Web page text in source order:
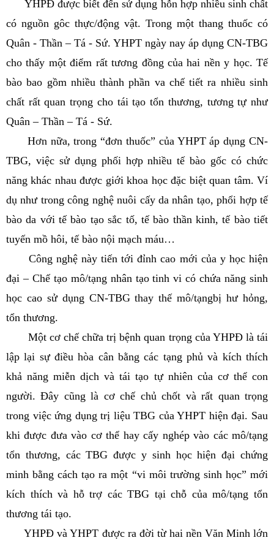
YHPĐ được biết đến sử dụng hỗn hợp nhiều sinh chất
có nguồn gôc thực/động vật. Trong một thang thuốc có
Quân - Thần – Tá - Sứ. YHPT ngày nay áp dụng CN-TBG
cho thấy một điểm rất tương đồng của hai nền y học. Tế
bào bao gồm nhiều thành phần va chế tiết ra nhiều sinh
chất rất quan trọng cho tái tạo tổn thương, tương tự như
Quân – Thần – Tá - Sứ.
Hơn nữa, trong “đơn thuốc” của YHPT áp dụng CN-
TBG, việc sử dụng phối hợp nhiều tế bào gốc có chức
năng khác nhau được giới khoa học đặc biệt quan tâm. Ví
dụ như trong công nghệ nuôi cấy da nhân tạo, phổi hợp tế
bào da với tế bào tạo sắc tố, tế bào thần kinh, tế bào tiết
tuyến mồ hôi, tế bào nội mạch máu…
Công nghệ này tiến tới đỉnh cao mới của y học hiện
đại – Chế tạo mô/tạng nhân tạo tinh vi có chứa năng sinh
học cao sử dụng CN-TBG thay thế mô/tạngbị hư hỏng,
tổn thương.
Một cơ chế chữa trị bệnh quan trọng của YHPĐ là tái
lập lại sự điều hòa cân bằng các tạng phủ và kích thích
khả năng miễn dịch và tái tạo tự nhiên của cơ thể con
người. Đây cũng là cơ chế chủ chốt và rất quan trọng
trong việc ứng dụng trị liệu TBG của YHPT hiện đại. Sau
khi được đưa vào cơ thể hay cấy nghép vào các mô/tạng
tổn thương, các TBG được y sinh học hiện đại chứng
minh bằng cách tạo ra một “vi môi trường sinh học” mới
kích thích và hỗ trợ các TBG tại chỗ của mô/tạng tổn
thương tái tạo.
YHPĐ và YHPT được ra đời từ hai nền Văn Minh lớn